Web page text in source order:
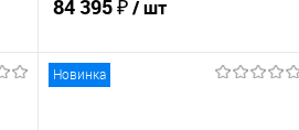
84 395 ₽/ шт
Новинка